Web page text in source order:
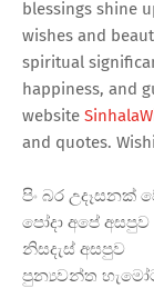
blessings shine
wishes and
spiritual
happiness, and
website
and quotes.
පිං බර උදෑසනක්
පෝදා අපේ අසපුව
නිසදැස් අසපුව
පුන්යවන්ත